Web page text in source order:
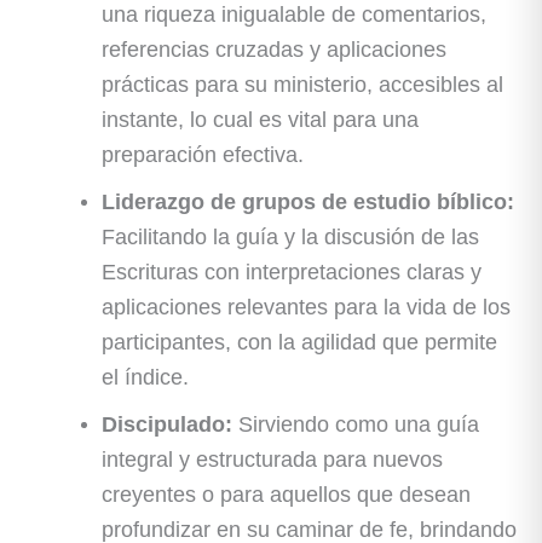
una riqueza inigualable de comentarios,
referencias cruzadas y aplicaciones
prácticas para su ministerio, accesibles al
instante, lo cual es vital para una
preparación efectiva.
Liderazgo de grupos de estudio bíblico:
Facilitando la guía y la discusión de las
Escrituras con interpretaciones claras y
aplicaciones relevantes para la vida de los
participantes, con la agilidad que permite
el índice.
Discipulado: Sirviendo como una guía
integral y estructurada para nuevos
creyentes o para aquellos que desean
profundizar en su caminar de fe, brindando